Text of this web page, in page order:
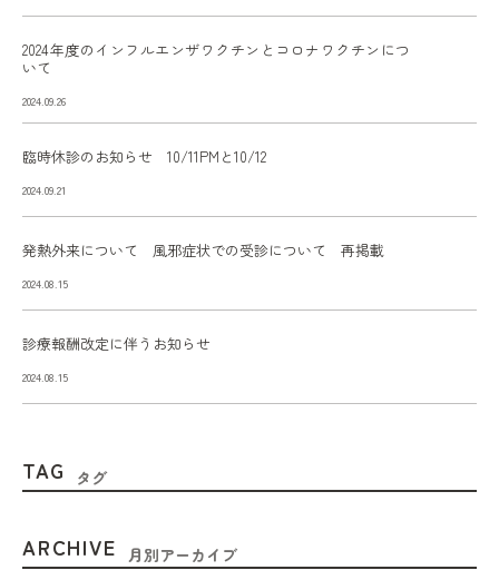
2024年度のインフルエンザワクチンとコロナワクチンにつ
いて
2024.09.26
臨時休診のお知らせ 10/11PMと10/12
2024.09.21
発熱外来について 風邪症状での受診について 再掲載
2024.08.15
診療報酬改定に伴うお知らせ
2024.08.15
TAG タグ
ARCHIVE 月別アーカイブ